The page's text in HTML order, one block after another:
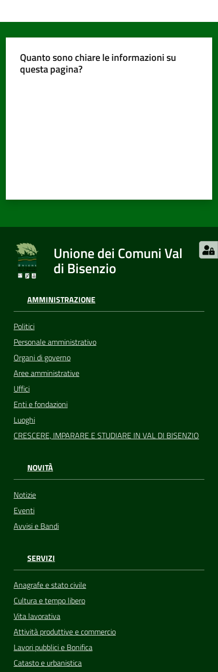
Quanto sono chiare le informazioni su
questa pagina?
Unione dei Comuni Val
di Bisenzio
AMMINISTRAZIONE
Politici
Personale amministrativo
Organi di governo
Aree amministrative
Uffici
Enti e fondazioni
Luoghi
CRESCERE, IMPARARE E STUDIARE IN VAL DI BISENZIO
NOVITÀ
Notizie
Eventi
Avvisi e Bandi
SERVIZI
Anagrafe e stato civile
Cultura e tempo libero
Vita lavorativa
Attività produttive e commercio
Lavori pubblici e Bonifica
Catasto e urbanistica